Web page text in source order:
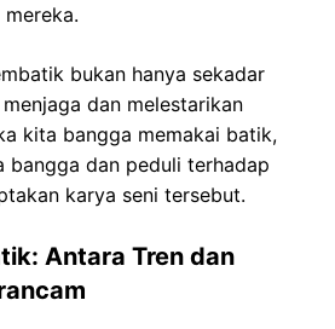
bukan hanya sekadar
dan melestarikan
kita bangga memakai batik,
bangga dan peduli terhadap
karya seni tersebut.
Antara Tren dan